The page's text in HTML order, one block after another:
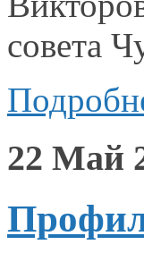
совета
22 Май